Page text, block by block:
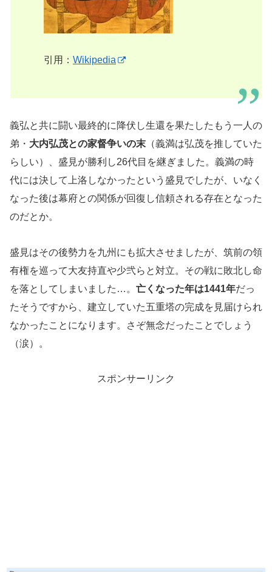
引用： Wikipedia
義弘と共に闘い最終的に降伏し生還を果たしたもう一人の
弟・ 大内弘茂との家督争いの末 （義満は弘茂を推していた
らしい）、盛見が勝利し26代目を継ぎました。義満の時
代には決して上洛しなかったという盛見でしたが、いなく
なった後は幕府との関係が回復し信頼される存在となった
のだとか。
盛見はその後勢力を九州にも拡大させましたが、筑前の領
有権を巡って大友持直や少弐らと対立。その戦に敗北し命
を落としてしまいました…。 亡くなった年は1441年だっ
たそうですから、建立していた五重塔の完成を見届けられ
なかったことになります。さぞ無念だったことでしょう
（涙）。
スポンサーリンク